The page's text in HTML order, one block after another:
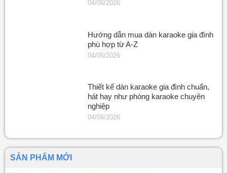
04/06/2026
Hướng dẫn mua dàn karaoke gia đình
phù hợp từ A-Z
04/06/2026
Thiết kế dàn karaoke gia đình chuẩn,
hát hay như phòng karaoke chuyên
nghiệp
04/06/2026
SẢN PHẨM MỚI